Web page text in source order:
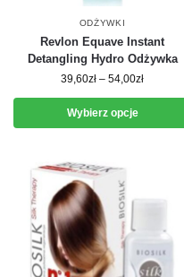
ODŻYWKI
Revlon Equave Instant
Detangling Hydro Odżywka
39,60zł – 54,00zł
Wybierz opcje